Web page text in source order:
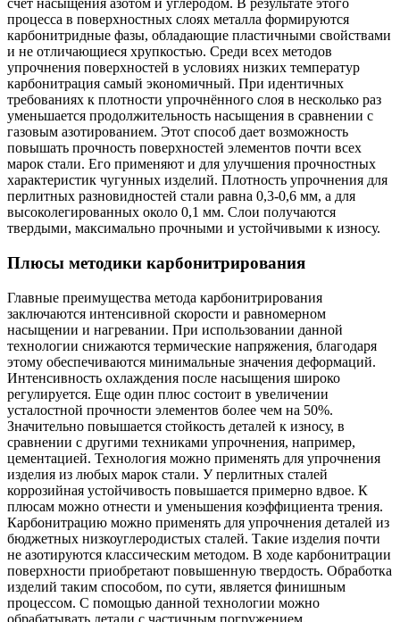
счет насыщения азотом и углеродом. В результате этого
процесса в поверхностных слоях металла формируются
карбонитридные фазы, обладающие пластичными свойствами
и не отличающиеся хрупкостью. Среди всех методов
упрочнения поверхностей в условиях низких температур
карбонитрация самый экономичный. При идентичных
требованиях к плотности упрочнённого слоя в несколько раз
уменьшается продолжительность насыщения в сравнении с
газовым азотированием. Этот способ дает возможность
повышать прочность поверхностей элементов почти всех
марок стали. Его применяют и для улучшения прочностных
характеристик чугунных изделий. Плотность упрочнения для
перлитных разновидностей стали равна 0,3-0,6 мм, а для
высоколегированных около 0,1 мм. Слои получаются
твердыми, максимально прочными и устойчивыми к износу.
Плюсы методики карбонитрирования
Главные преимущества метода карбонитрирования
заключаются интенсивной скорости и равномерном
насыщении и нагревании. При использовании данной
технологии снижаются термические напряжения, благодаря
этому обеспечиваются минимальные значения деформаций.
Интенсивность охлаждения после насыщения широко
регулируется. Еще один плюс состоит в увеличении
усталостной прочности элементов более чем на 50%.
Значительно повышается стойкость деталей к износу, в
сравнении с другими техниками упрочнения, например,
цементацией. Технология можно применять для упрочнения
изделия из любых марок стали. У перлитных сталей
коррозийная устойчивость повышается примерно вдвое. К
плюсам можно отнести и уменьшения коэффициента трения.
Карбонитрацию можно применять для упрочнения деталей из
бюджетных низкоуглеродистых сталей. Такие изделия почти
не азотируются классическим методом. В ходе карбонитрации
поверхности приобретают повышенную твердость. Обработка
изделий таким способом, по сути, является финишным
процессом. С помощью данной технологии можно
обрабатывать детали с частичным погружением.